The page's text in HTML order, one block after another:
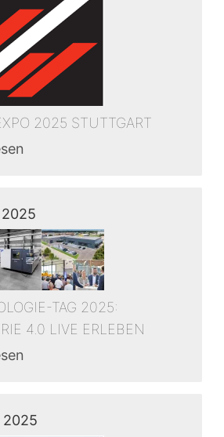
2025 STUTTGART
2025
TAG 2025:
4.0 LIVE ERLEBEN
2025